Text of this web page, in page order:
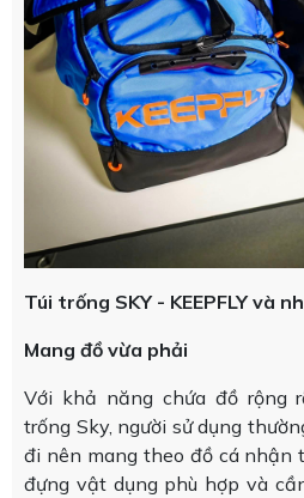
Túi trống SKY - KEEPFLY và
Mang đồ vừa phải
Với khả năng chứa đồ rộng
trống Sky, người sử dụng
đi nên mang theo đồ cá nhận
đựng vật dụng phù hợp và